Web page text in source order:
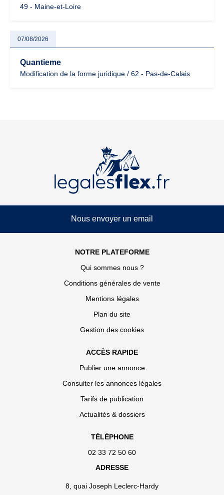
49 - Maine-et-Loire
07/08/2026
Quantieme
Modification de la forme juridique / 62 - Pas-de-Calais
Nous envoyer un email
NOTRE PLATEFORME
Qui sommes nous ?
Conditions générales de vente
Mentions légales
Plan du site
Gestion des cookies
ACCÈS RAPIDE
Publier une annonce
Consulter les annonces légales
Tarifs de publication
Actualités & dossiers
TÉLÉPHONE
02 33 72 50 60
ADRESSE
8, quai Joseph Leclerc-Hardy